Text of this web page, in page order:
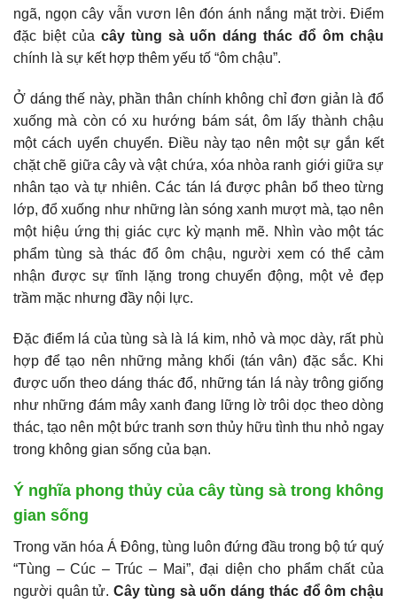
ngã, ngọn cây vẫn vươn lên đón ánh nắng mặt trời. Điểm
đặc biệt của cây tùng sà uốn dáng thác đổ ôm chậu
chính là sự kết hợp thêm yếu tố “ôm chậu”.
Ở dáng thế này, phần thân chính không chỉ đơn giản là đổ
xuống mà còn có xu hướng bám sát, ôm lấy thành chậu
một cách uyển chuyển. Điều này tạo nên một sự gắn kết
chặt chẽ giữa cây và vật chứa, xóa nhòa ranh giới giữa sự
nhân tạo và tự nhiên. Các tán lá được phân bổ theo từng
lớp, đổ xuống như những làn sóng xanh mượt mà, tạo nên
một hiệu ứng thị giác cực kỳ mạnh mẽ. Nhìn vào một tác
phẩm tùng sà thác đổ ôm chậu, người xem có thể cảm
nhận được sự tĩnh lặng trong chuyển động, một vẻ đẹp
trầm mặc nhưng đầy nội lực.
Đặc điểm lá của tùng sà là lá kim, nhỏ và mọc dày, rất phù
hợp để tạo nên những mảng khối (tán vân) đặc sắc. Khi
được uốn theo dáng thác đổ, những tán lá này trông giống
như những đám mây xanh đang lững lờ trôi dọc theo dòng
thác, tạo nên một bức tranh sơn thủy hữu tình thu nhỏ ngay
trong không gian sống của bạn.
Ý nghĩa phong thủy của cây tùng sà trong không
gian sống
Trong văn hóa Á Đông, tùng luôn đứng đầu trong bộ tứ quý
“Tùng – Cúc – Trúc – Mai”, đại diện cho phẩm chất của
người quân tử.Cây tùng sà uốn dáng thác đổ ôm chậu